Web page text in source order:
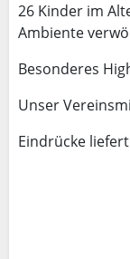
26 Kinder im
Ambiente
Besonderes
Unser
Eindrücke